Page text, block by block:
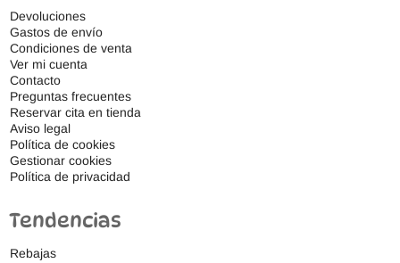
Devoluciones
Gastos de envío
Condiciones de venta
Ver mi cuenta
Contacto
Preguntas frecuentes
Reservar cita en tienda
Aviso legal
Política de cookies
Gestionar cookies
Política de privacidad
Tendencias
Rebajas